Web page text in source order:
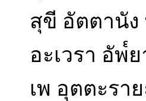
สุขี อัตตานัง
อะเวรา อัพ๎
เพ อุตตะรา